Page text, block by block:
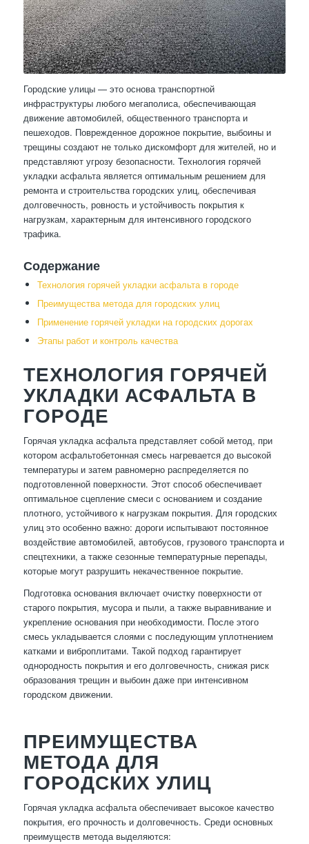
Городские улицы — это основа транспортной
инфраструктуры любого мегаполиса, обеспечивающая
движение автомобилей, общественного транспорта и
пешеходов. Поврежденное дорожное покрытие, выбоины и
трещины создают не только дискомфорт для жителей, но и
представляют угрозу безопасности. Технология горячей
укладки асфальта является оптимальным решением для
ремонта и строительства городских улиц, обеспечивая
долговечность, ровность и устойчивость покрытия к
нагрузкам, характерным для интенсивного городского
трафика.
Содержание
Технология горячей укладки асфальта в городе
Преимущества метода для городских улиц
Применение горячей укладки на городских дорогах
Этапы работ и контроль качества
ТЕХНОЛОГИЯ ГОРЯЧЕЙ
УКЛАДКИ АСФАЛЬТА В
ГОРОДЕ
Горячая укладка асфальта представляет собой метод, при
котором асфальтобетонная смесь нагревается до высокой
температуры и затем равномерно распределяется по
подготовленной поверхности. Этот способ обеспечивает
оптимальное сцепление смеси с основанием и создание
плотного, устойчивого к нагрузкам покрытия. Для городских
улиц это особенно важно: дороги испытывают постоянное
воздействие автомобилей, автобусов, грузового транспорта и
спецтехники, а также сезонные температурные перепады,
которые могут разрушить некачественное покрытие.
Подготовка основания включает очистку поверхности от
старого покрытия, мусора и пыли, а также выравнивание и
укрепление основания при необходимости. После этого
смесь укладывается слоями с последующим уплотнением
катками и виброплитами. Такой подход гарантирует
однородность покрытия и его долговечность, снижая риск
образования трещин и выбоин даже при интенсивном
городском движении.
ПРЕИМУЩЕСТВА
МЕТОДА ДЛЯ
ГОРОДСКИХ УЛИЦ
Горячая укладка асфальта обеспечивает высокое качество
покрытия, его прочность и долговечность. Среди основных
преимуществ метода выделяются: